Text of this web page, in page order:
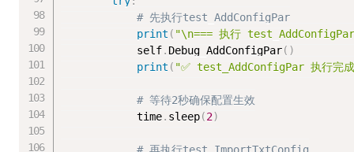
# 先执行test_AddConfigPar
print ( "\n=== 执行
            self
. Debug_AddConfigPar( )
print ( "✅ test_AddConfigPar 执行完
# 等待2秒确保配置生效
            time
. sleep(2)